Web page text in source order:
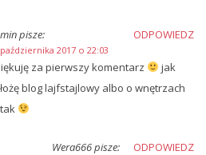
pisze:
2017 o 22:03
za pierwszy komentarz
jak
blog lajfstajlowy albo o wnętrzach
ODPOWIEDZ
Wera666pisze: ODPOWIEDZ